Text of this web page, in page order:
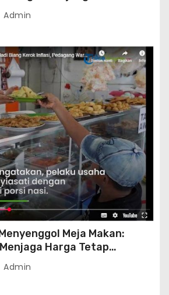
Admin
Meja Makan:
Harga Tetap
Admin